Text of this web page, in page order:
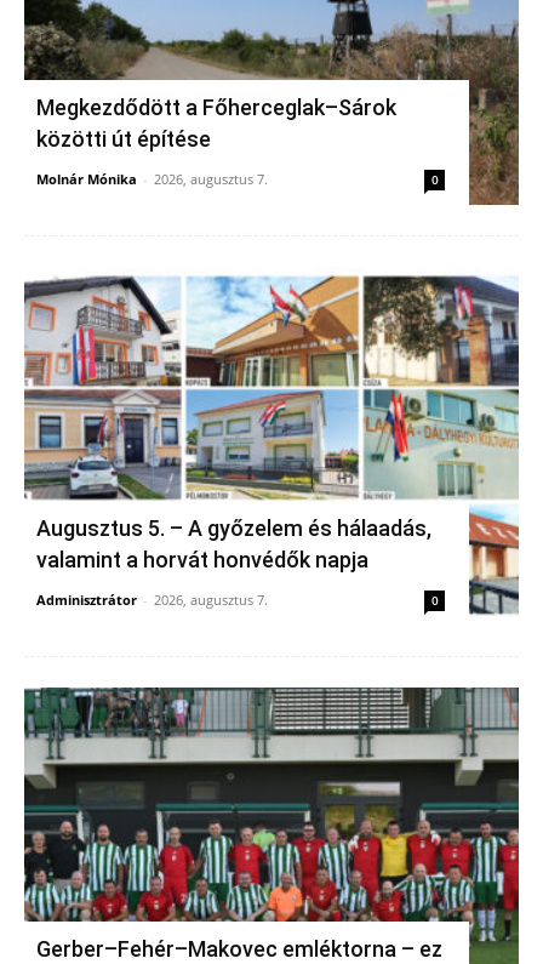
Megkezdődött a Főherceglak–Sárok
közötti út építése
Molnár Mónika - 2026, augusztus 7. 0
Augusztus 5. – A győzelem és hálaadás,
valamint a horvát honvédők napja
Adminisztrátor - 2026, augusztus 7. 0
Gerber–Fehér–Makovec emléktorna – ez